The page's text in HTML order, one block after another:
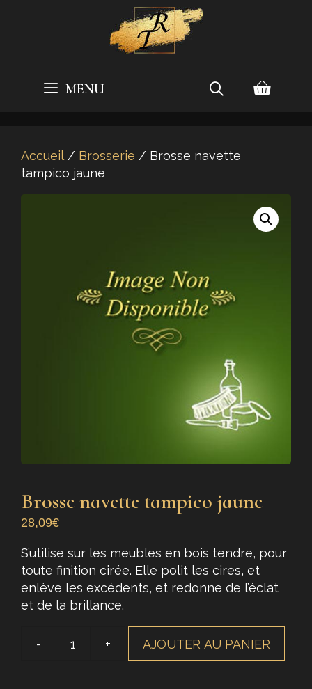
MENU
Accueil / Brosserie / Brosse navette
tampico jaune
Brosse navette tampico jaune
28,09€
S’utilise sur les meubles en bois tendre, pour
toute finition cirée. Elle polit les cires, et
enlève les excédents, et redonne de l’éclat
et de la brillance.
quantité
AJOUTER AU PANIER